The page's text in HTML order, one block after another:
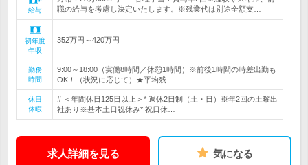
給与
職の給与を考慮し決定いたします。※残業代は別途全額支…
初年度
年収
352万円～420万円
勤務
時間
9:00～18:00（実働8時間／休憩1時間）※前後1時間の時差出勤も
OK！（状況に応じて）★平均残…
休日
休暇
# ＜年間休日125日以上＞* 週休2日制（土・日）※年2回の土曜出
社あり※基本土日祝休み* 祝日休…
求人詳細を見る 気になる